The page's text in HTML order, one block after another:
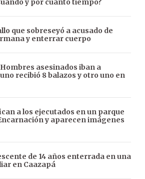
y por cuánto tiempo?
que sobreseyó a acusado de
y enterrar cuerpo
asesinados iban a
recibió 8 balazos y otro uno en
a los ejecutados en un parque
y aparecen imágenes
de 14 años enterrada en una
en Caazapá